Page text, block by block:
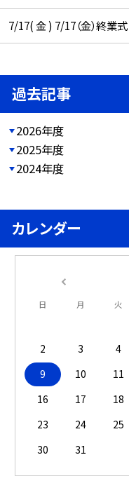
7/17( 金 ) 7/17（金）終業式
過去記事
2026年度
2025年度
2024年度
カレンダー
日 月 火
2
3 4
9
10 11
16
17 18
23
24 25
30
31